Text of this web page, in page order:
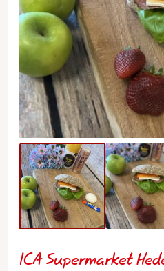
ICA Supermarket